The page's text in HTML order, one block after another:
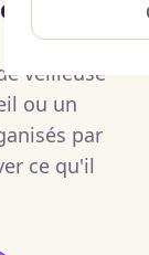
plus.
veilleuse
ou un
par
ce qu'il